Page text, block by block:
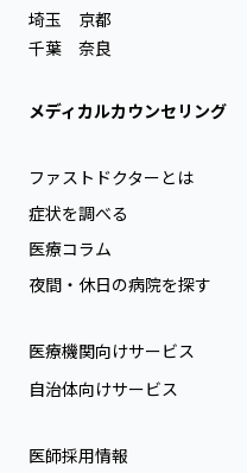
埼玉
千葉
京都
奈良
メディカルカウンセリング
ファストドクターとは
症状を調べる
医療コラム
夜間・休日の病院を探す
医療機関向けサービス
自治体向けサービス
医師採用情報